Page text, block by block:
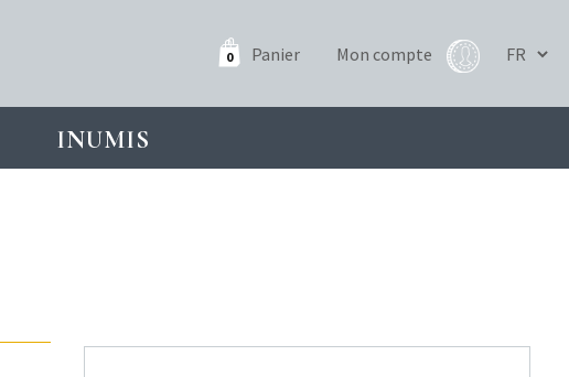
0 Panier Mon compte
INUMIS